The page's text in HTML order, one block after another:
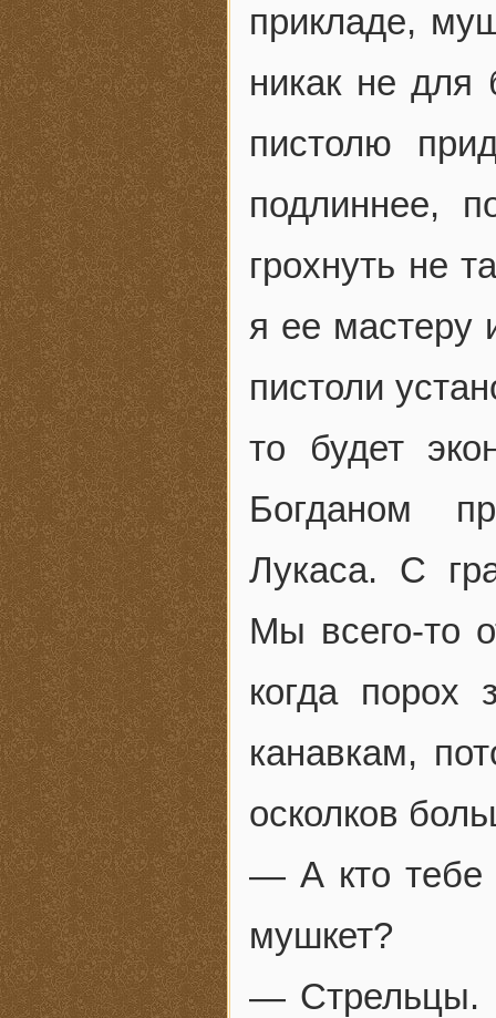
прикладе,
никак не для
пистолю
подлиннее,
грохнуть не
я ее мастеру
пистоли
то будет
Богданом
Лукаса. С
Мы всего-то
когда порох
канавкам,
осколков
— А кто тебе
мушкет?
— Стрельцы.